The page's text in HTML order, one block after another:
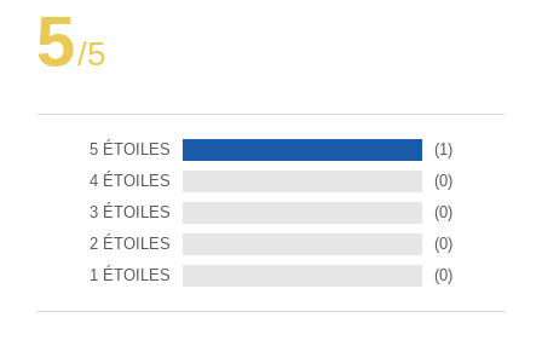
5
/5
5 ÉTOILES
4 ÉTOILES
3 ÉTOILES
2 ÉTOILES
1 ÉTOILES
(1)
(0)
(0)
(0)
(0)